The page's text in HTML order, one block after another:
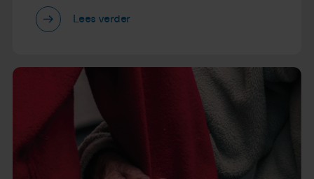
Lees verder